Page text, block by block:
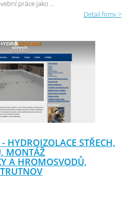
práce jako ...
Detail firmy >
HYDROIZOLACE STŘECH,
MONTÁŽ
A HROMOSVODŮ,